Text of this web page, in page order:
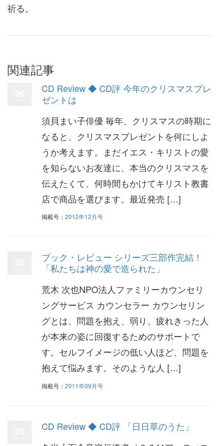
祈る。
関連記事
CD Review ◆ CD評 今年のクリスマスプレ
ゼントは
須貝まい子俳優 毎年、クリスマスの時期に
なると、クリスマスプレゼントを何にしよ
うか考えます。まだイエス・キリストの愛
を知らないお友達に、本当のクリスマスを
伝えたくて、何時間もかけてキリスト教書
店で商品を選びます。最近発売 […]
掲載号： 2012年12月号
ブック・レビュー シリーズ三部作完結！
「私たちは神の愛で造られた」
荒木 次也NPO法人ファミリーカウンセリ
ングサービス カウンセラー カウンセリン
グとは、問題を抱え、弱り、疲れきった人
が本来の姿に回復するためのサポートで
す。セルフイメージの低い人ほど、問題を
抱えて悩みます。そのような人 […]
掲載号： 2011年09月号
CD Review ◆ CD評 「日日草のうた」